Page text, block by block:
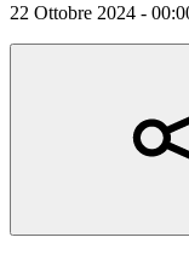
22 Ottobre 2024 -